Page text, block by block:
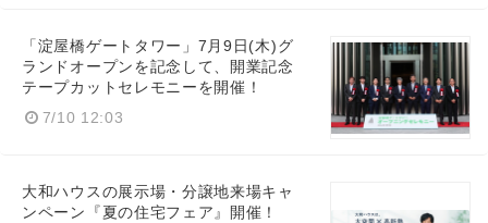
「淀屋橋ゲートタワー」7月9日(木)グ
ランドオープンを記念して、開業記念
テープカットセレモニーを開催！
7/10 12:03
大和ハウスの展示場・分譲地来場キャ
ンペーン『夏の住宅フェア』開催！